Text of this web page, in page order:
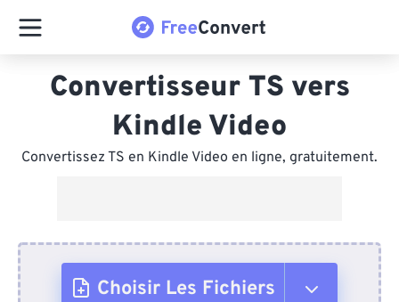
Convertisseur TS vers
Kindle Video
Convertissez TS en Kindle Video en ligne, gratuitement.
Choisir Les Fichiers